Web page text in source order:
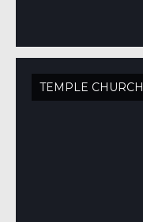
TEMPLE CHURCH